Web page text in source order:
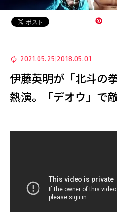
2021.05.25 2018.05.01
伊藤英明が「北斗の
熱演。「デオウ」で